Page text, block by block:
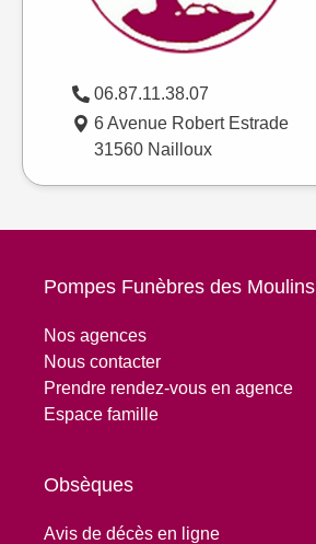
06.87.11.38.07
6 Avenue Robert Estrade
31560 Nailloux
Pompes Funèbres des Moulins
Nos agences
Nous contacter
Prendre rendez-vous en agence
Espace famille
Obsèques
Avis de décès en ligne